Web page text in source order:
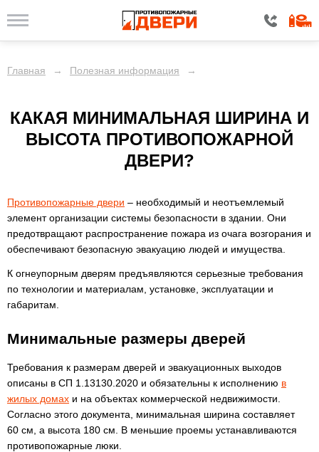
Главная → Полезная информация →
КАКАЯ МИНИМАЛЬНАЯ ШИРИНА И
ВЫСОТА ПРОТИВОПОЖАРНОЙ
ДВЕРИ?
Противопожарные двери – необходимый и неотъемлемый
элемент организации системы безопасности в здании. Они
предотвращают распространение пожара из очага возгорания и
обеспечивают безопасную эвакуацию людей и имущества.
К огнеупорным дверям предъявляются серьезные требования
по технологии и материалам, установке, эксплуатации и
габаритам.
Минимальные размеры дверей
Требования к размерам дверей и эвакуационных выходов
описаны в СП 1.13130.2020 и обязательны к исполнению в
жилых домах и на объектах коммерческой недвижимости.
Согласно этого документа, минимальная ширина составляет
60 см, а высота 180 см. В меньшие проемы устанавливаются
противопожарные люки.